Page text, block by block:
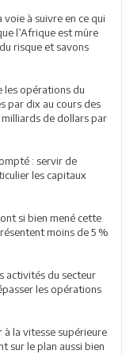
à suivre en ce qui
l’Afrique est mûre
risque et savons
les opérations du
par dix au cours des
de dollars par
: servir de
les capitaux
si bien mené cette
moins de 5 %
activités du secteur
les opérations
la vitesse supérieure
sur le plan aussi bien